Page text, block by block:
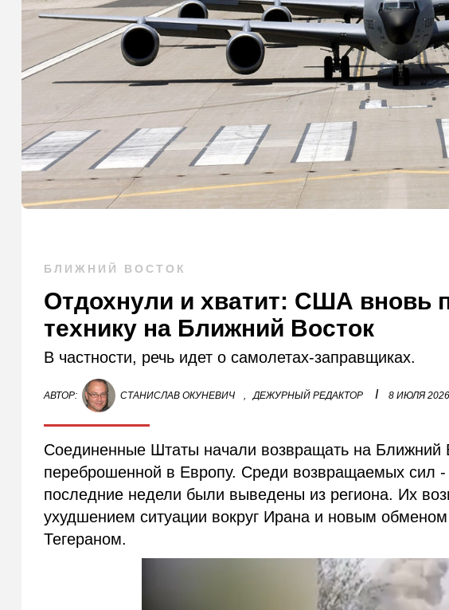
БЛИЖНИЙ ВОСТОК
Отдохнули и хватит: США вновь
технику на Ближний Восток
В частности, речь идет о самолетах-заправщиках.
АВТОР: СТАНИСЛАВ ОКУНЕВИЧ , ДЕЖУРНЫЙ РЕДАКТОР I 8 ИЮЛЯ 2026
Соединенные Штаты начали возвращать на Ближний
переброшенной в Европу. Среди возвращаемых сил
последние недели были выведены из региона. Их
ухудшением ситуации вокруг Ирана и новым
Тегераном.